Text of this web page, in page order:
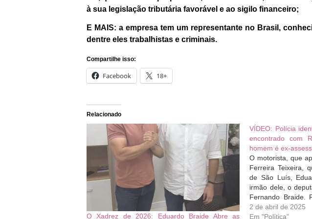
à sua legislação tributária favorável e ao sigilo financeiro;
E MAIS: a empresa tem um representante no Brasil,
dentre eles trabalhistas e criminais.
Compartilhe isso:
Facebook 18+
Relacionado
O Xadrez de 2026: Eduardo Braide Abre as
VÍDEO: Polícia
encontrado com
homem é ex-
O motorista, que
Ferreira Teixeira,
de São Luís,
irmão dele, o
Fernando Braide.
dirigia carro
milhão em SL
2 de abril de 2025
Em "Política"